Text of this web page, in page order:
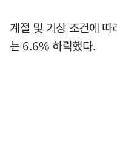
계절 및 기상 조건에
는 6.6% 하락했다.